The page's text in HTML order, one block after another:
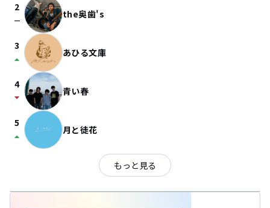
2
check_indeterminate_small the奥歯's
3
arrow_drop_up あひる文庫
4
arrow_drop_down 青い春
5
arrow_drop_up 月と徒花
もっと見る